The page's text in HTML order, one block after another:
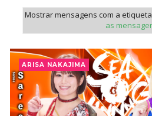
TNA: Elayna Black desafia
combate pelo título no
SCSA867-Aug 08 2026
Mostrar mensagens com a etiqueta
as
ARISA NAKAJIMA